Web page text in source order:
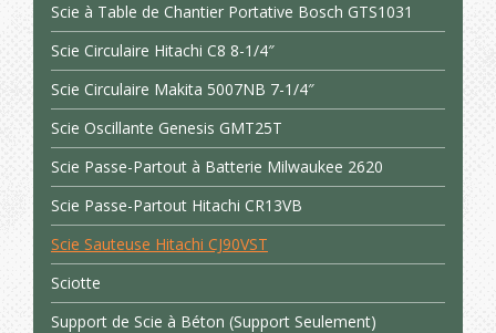
Scie à Table de Chantier Portative Bosch GTS1031
Scie Circulaire Hitachi C8 8-1/4″
Scie Circulaire Makita 5007NB 7-1/4″
Scie Oscillante Genesis GMT25T
Scie Passe-Partout à Batterie Milwaukee 2620
Scie Passe-Partout Hitachi CR13VB
Scie Sauteuse Hitachi CJ90VST
Sciotte
Support de Scie à Béton (Support Seulement)